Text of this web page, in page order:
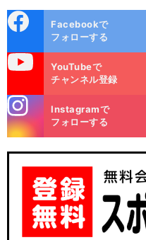
ok
Facebookで
フォローする
YouTubeで
チャンネル登録
m
Instagramで
フォローする